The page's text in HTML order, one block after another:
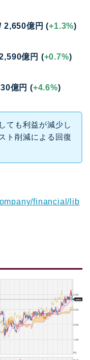
2,650億円 (+1.3%)
億円 (+0.7%)
億円 (+4.6%)
ても利益が減少し
ト削減による回復
financial/lib